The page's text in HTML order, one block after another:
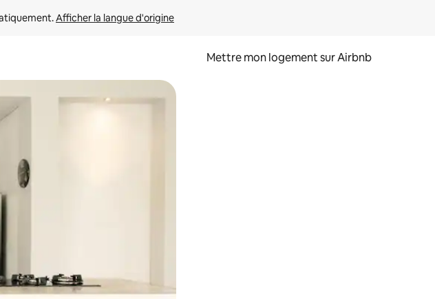
Afficher la langue d'origine
Mettre mon logement sur Airbnb
ou en appuyant et en faisant glisser.